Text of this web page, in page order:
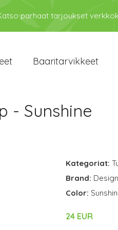
parhaat tarjoukset
Baaritarvikkeet
- Sunshine
Kategoriat:
Brand:
Color:
24 EUR